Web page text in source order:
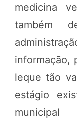
medicina
também
informação,
leque tão
estágio
municipal